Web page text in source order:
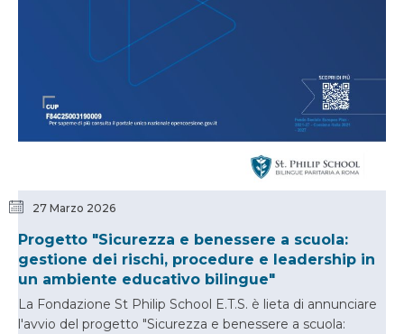
27 Marzo 2026
Progetto "Sicurezza e benessere a scuola:
gestione dei rischi, procedure e leadership in
un ambiente educativo bilingue"
La Fondazione St Philip School E.T.S. è lieta di annunciare
l'avvio del progetto "Sicurezza e benessere a scuola: